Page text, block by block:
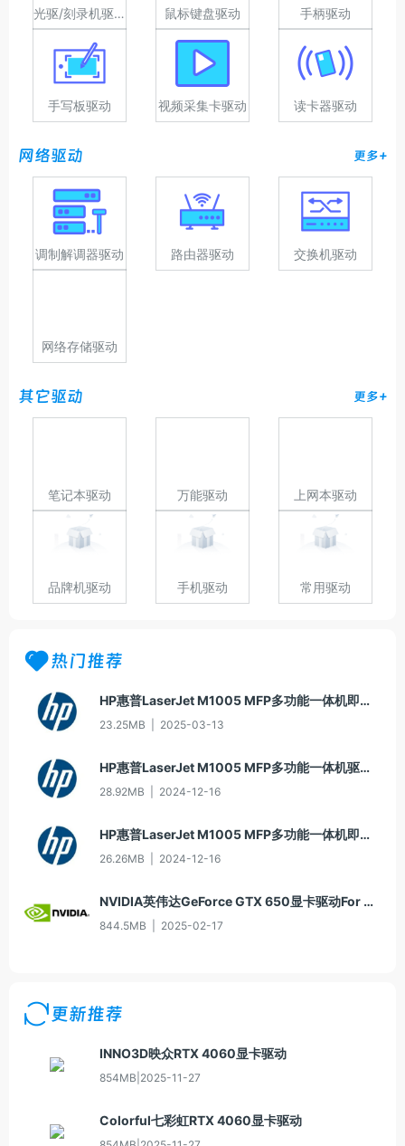
光驱/刻录机驱动 鼠标键盘驱动 手柄驱动
手写板驱动 视频采集卡驱动 读卡器驱动
网络驱动 更多+
调制解调器驱动 路由器驱动 交换机驱动
网络存储驱动
其它驱动 更多+
笔记本驱动 万能驱动 上网本驱动
品牌机驱动 手机驱动 常用驱动
热门推荐
HP惠普LaserJet M1005 MFP多功能一体机即插即用驱动20070326版For Win7
23.25MB 2025-03-13
HP惠普LaserJet M1005 MFP多功能一体机驱动20060913版For Win2000/XP
28.92MB 2024-12-16
HP惠普LaserJet M1005 MFP多功能一体机即插即用驱动20070326版For Vista
26.26MB 2024-12-16
NVIDIA英伟达GeForce GTX 650显卡驱动For Win10-64
844.5MB 2025-02-17
更新推荐
INNO3D映众RTX 4060显卡驱动
854MB 2025-11-27
Colorful七彩虹RTX 4060显卡驱动